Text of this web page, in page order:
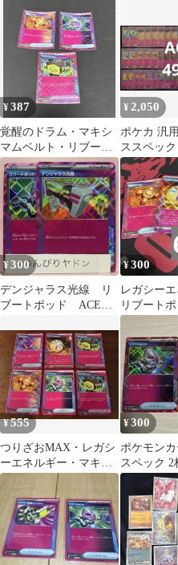
ジャラス光線
¥387
覚醒のドラム・マキシ
マムベルト・リブート
ポッド 3枚セット
¥ 2,050
ポケカ 汎
ススペ
49枚 ま
マケ付き
¥300
デンジャラス光線 リ
ブートポッド ACE
¥300
レガシー
リブート
のドラム
¥555
つりざおMAX・レガシ
ーエネルギー・マキシ
マムベルト等 エース
ペック6枚セット
¥300
ポケモン
スペック 2